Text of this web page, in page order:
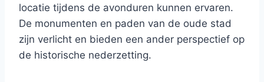
locatie tijdens de avonduren kunnen ervaren.
De monumenten en paden van de oude stad
zijn verlicht en bieden een ander perspectief op
de historische nederzetting.